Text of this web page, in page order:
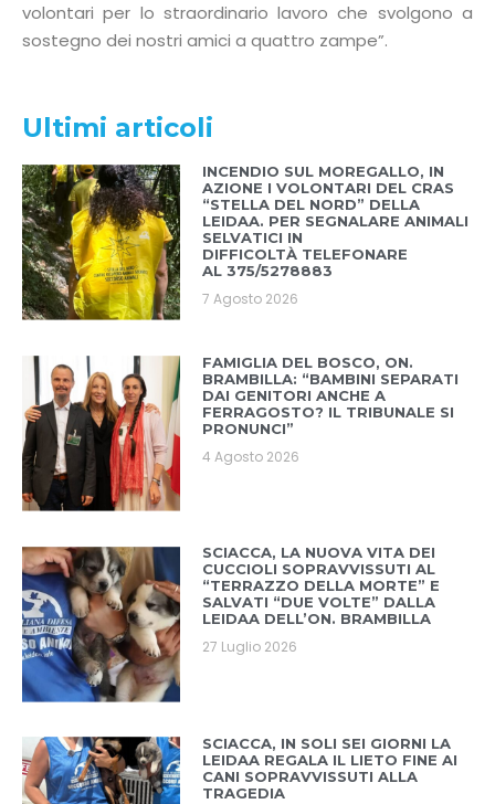
volontari per lo straordinario lavoro che svolgono a
sostegno dei nostri amici a quattro zampe”.
Ultimi articoli
INCENDIO SUL MOREGALLO, IN
AZIONE I VOLONTARI DEL CRAS
“STELLA DEL NORD” DELLA
LEIDAA. PER SEGNALARE ANIMALI
SELVATICI IN
DIFFICOLTÀ TELEFONARE
AL 375/5278883
7 Agosto 2026
FAMIGLIA DEL BOSCO, ON.
BRAMBILLA: “BAMBINI SEPARATI
DAI GENITORI ANCHE A
FERRAGOSTO? IL TRIBUNALE SI
PRONUNCI”
4 Agosto 2026
SCIACCA, LA NUOVA VITA DEI
CUCCIOLI SOPRAVVISSUTI AL
“TERRAZZO DELLA MORTE” E
SALVATI “DUE VOLTE” DALLA
LEIDAA DELL’ON. BRAMBILLA
27 Luglio 2026
SCIACCA, IN SOLI SEI GIORNI LA
LEIDAA REGALA IL LIETO FINE AI
CANI SOPRAVVISSUTI ALLA
TRAGEDIA